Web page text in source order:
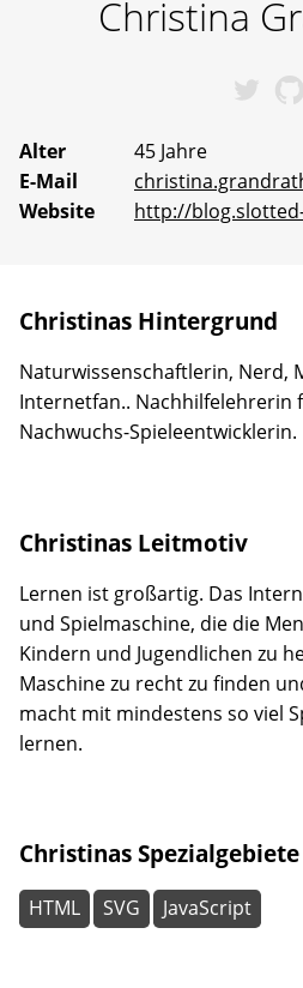
Erfahrene
Mentoren
an
Ideen
zu
arbeiten
oder
Wirklichkeit
werden
lassen.
Christina
Alter
45 Jahre
E-Mail
Website
http://
Christinas Hintergrund
Naturwissenschaftlerin, Nerd,
Internetfan.. Nachhilfelehrerin
Nachwuchs-Spieleentwicklerin.
Christinas Leitmotiv
Lernen ist großartig. Das
und Spielmaschine, die die
Kindern und Jugendlichen zu
Maschine zu recht zu finden
macht mit mindestens so viel
lernen.
Christinas Spezialgebiete
HTML SVG JavaScript